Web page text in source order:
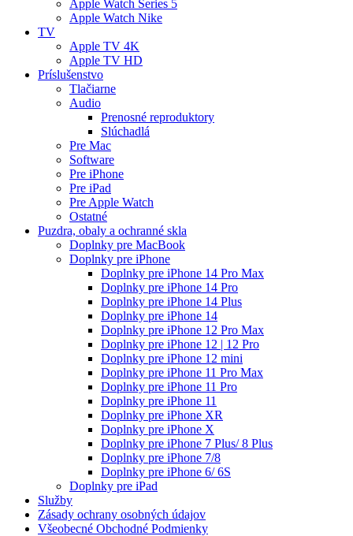
Apple Watch Series 5
Apple Watch Nike
TV
Apple TV 4K
Apple TV HD
Príslušenstvo
Tlačiarne
Audio
Prenosné reproduktory
Slúchadlá
Pre Mac
Software
Pre iPhone
Pre iPad
Pre Apple Watch
Ostatné
Puzdra, obaly a ochranné skla
Doplnky pre MacBook
Doplnky pre iPhone
Doplnky pre iPhone 14 Pro Max
Doplnky pre iPhone 14 Pro
Doplnky pre iPhone 14 Plus
Doplnky pre iPhone 14
Doplnky pre iPhone 12 Pro Max
Doplnky pre iPhone 12 | 12 Pro
Doplnky pre iPhone 12 mini
Doplnky pre iPhone 11 Pro Max
Doplnky pre iPhone 11 Pro
Doplnky pre iPhone 11
Doplnky pre iPhone XR
Doplnky pre iPhone X
Doplnky pre iPhone 7 Plus/ 8 Plus
Doplnky pre iPhone 7/8
Doplnky pre iPhone 6/ 6S
Doplnky pre iPad
Služby
Zásady ochrany osobných údajov
Všeobecné Obchodné Podmienky